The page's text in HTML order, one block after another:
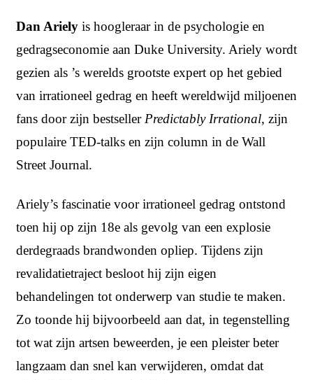
Dan Ariely is hoogleraar in de psychologie en
gedragseconomie aan Duke University. Ariely wordt
gezien als ’s werelds grootste expert op het gebied
van irrationeel gedrag en heeft wereldwijd miljoenen
fans door zijn bestseller Predictably Irrational, zijn
populaire TED-talks en zijn column in de Wall
Street Journal.
Ariely’s fascinatie voor irrationeel gedrag ontstond
toen hij op zijn 18e als gevolg van een explosie
derdegraads brandwonden opliep. Tijdens zijn
revalidatietraject besloot hij zijn eigen
behandelingen tot onderwerp van studie te maken.
Zo toonde hij bijvoorbeeld aan dat, in tegenstelling
tot wat zijn artsen beweerden, je een pleister beter
langzaam dan snel kan verwijderen, omdat dat